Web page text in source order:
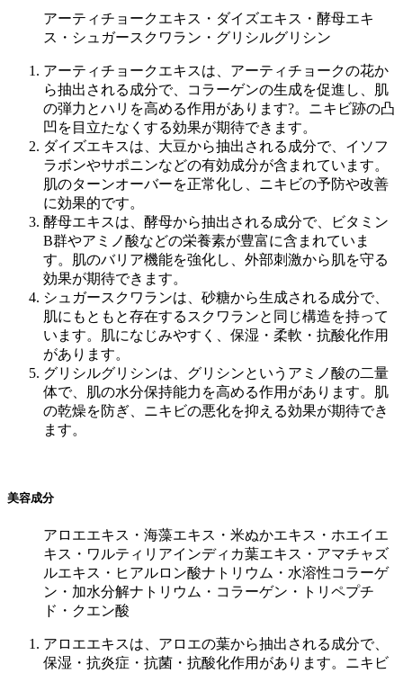
アーティチョークエキス・ダイズエキス・酵母エキ
ス・シュガースクワラン・グリシルグリシン
アーティチョークエキスは、アーティチョークの花か
ら抽出される成分で、コラーゲンの生成を促進し、肌
の弾力とハリを高める作用があります?。ニキビ跡の凸
凹を目立たなくする効果が期待できます。
ダイズエキスは、大豆から抽出される成分で、イソフ
ラボンやサポニンなどの有効成分が含まれています。
肌のターンオーバーを正常化し、ニキビの予防や改善
に効果的です。
酵母エキスは、酵母から抽出される成分で、ビタミン
B群やアミノ酸などの栄養素が豊富に含まれていま
す。肌のバリア機能を強化し、外部刺激から肌を守る
効果が期待できます。
シュガースクワランは、砂糖から生成される成分で、
肌にもともと存在するスクワランと同じ構造を持って
います。肌になじみやすく、保湿・柔軟・抗酸化作用
があります。
グリシルグリシンは、グリシンというアミノ酸の二量
体で、肌の水分保持能力を高める作用があります。肌
の乾燥を防ぎ、ニキビの悪化を抑える効果が期待でき
ます。
美容成分
アロエエキス・海藻エキス・米ぬかエキス・ホエイエ
キス・ワルティリアインディカ葉エキス・アマチャズ
ルエキス・ヒアルロン酸ナトリウム・水溶性コラーゲ
ン・加水分解ナトリウム・コラーゲン・トリペプチ
ド・クエン酸
アロエエキスは、アロエの葉から抽出される成分で、
保湿・抗炎症・抗菌・抗酸化作用があります。ニキビ